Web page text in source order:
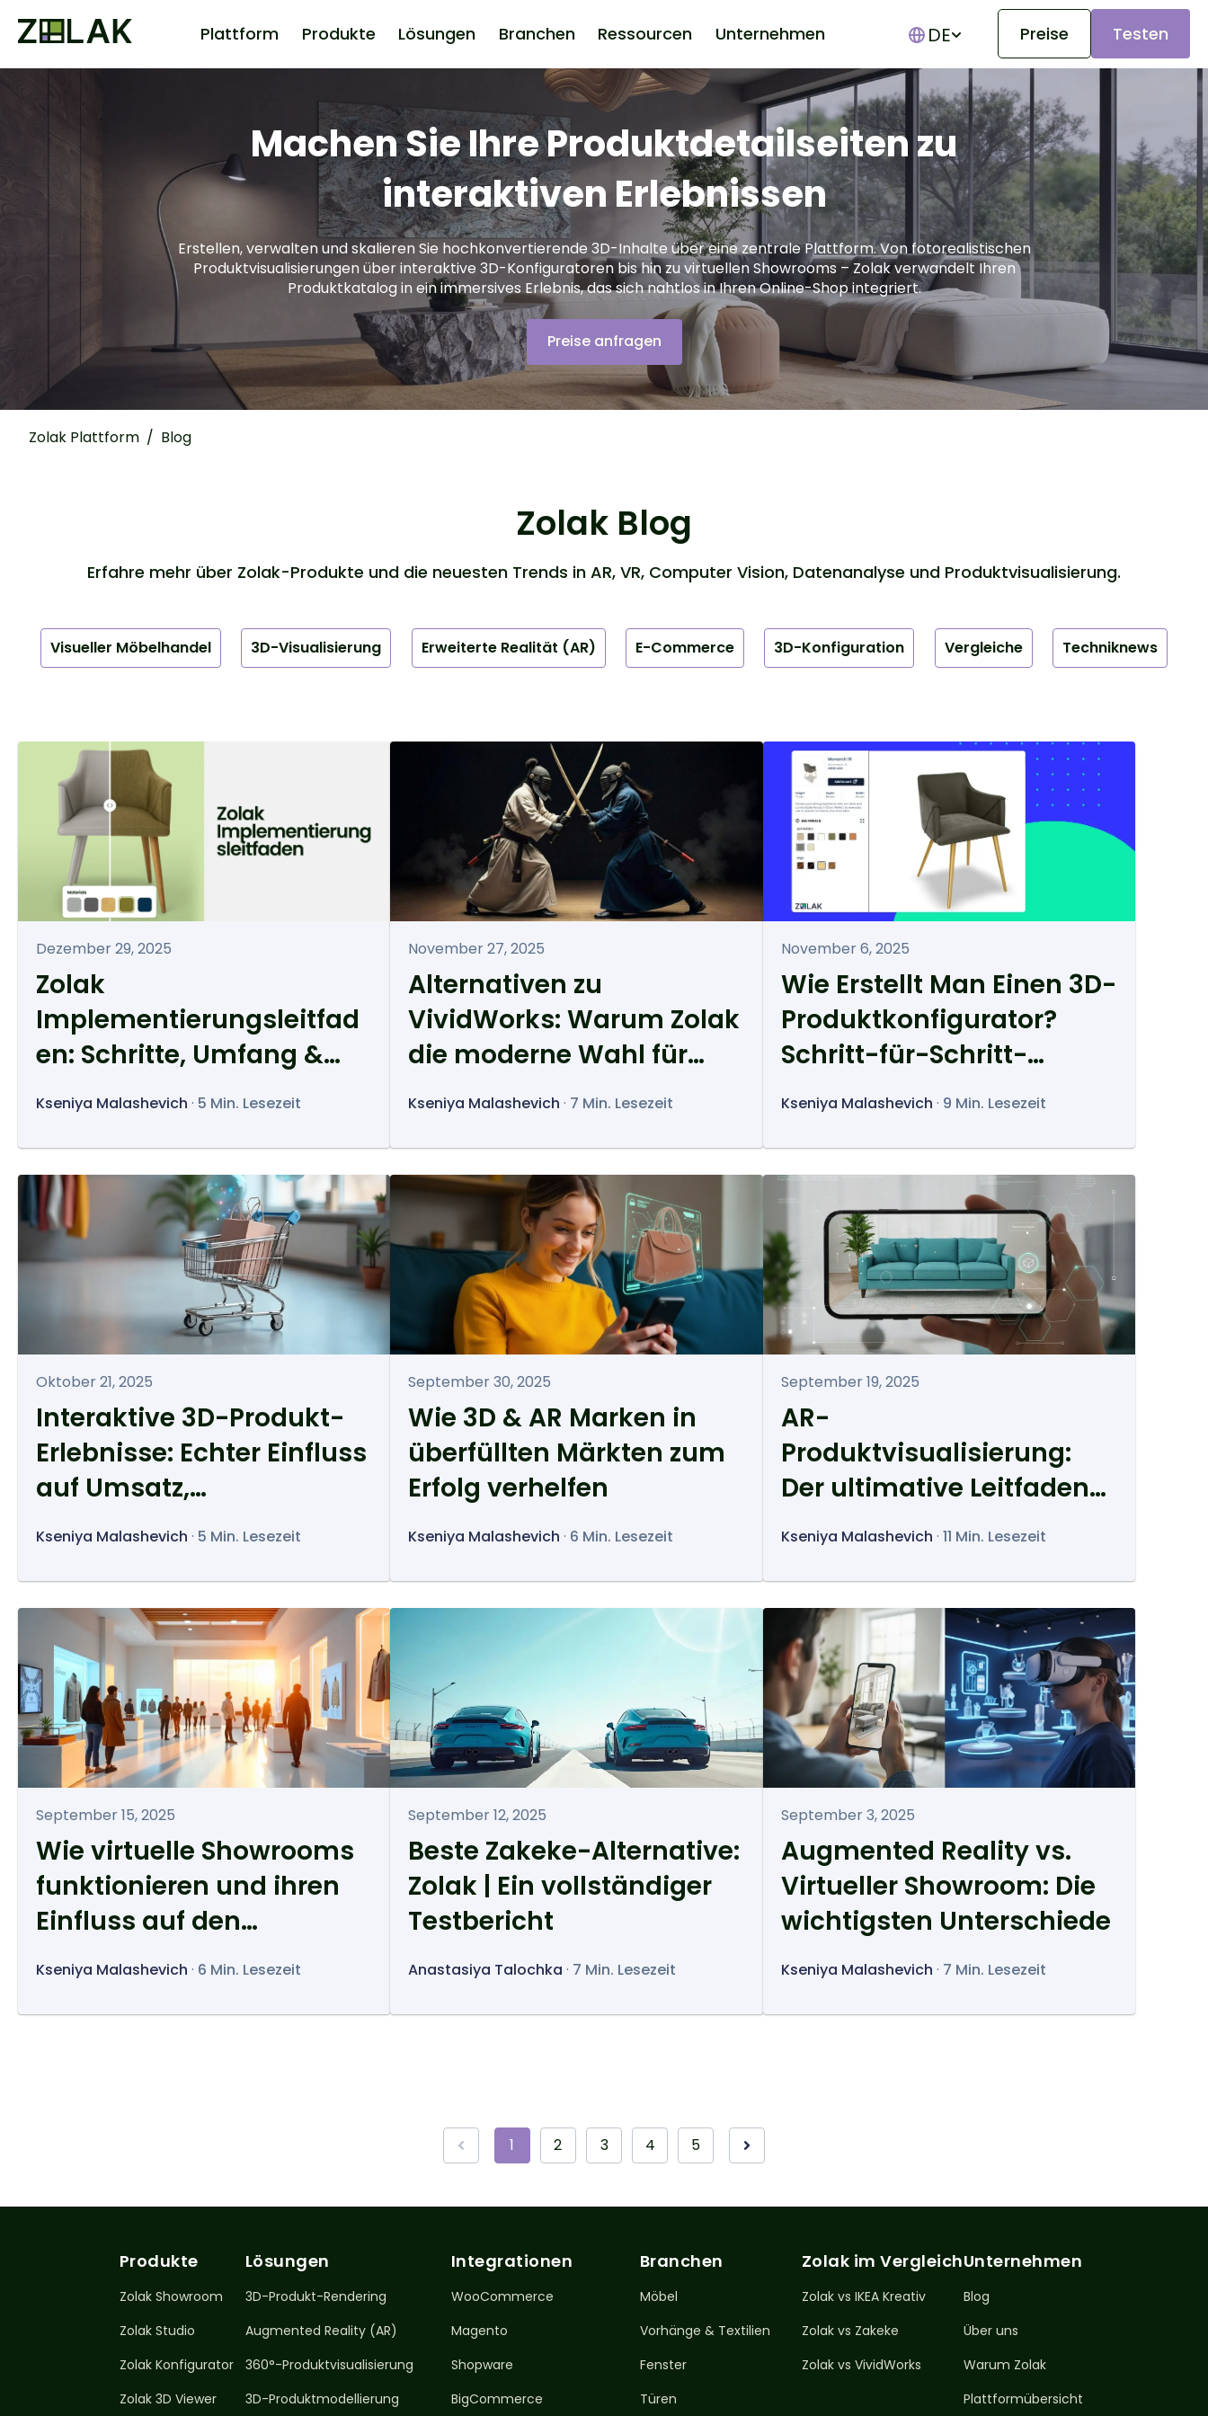
Plattform Produkte Lösungen Branchen Ressourcen Unternehmen DE Show submenu for translations
Preise Testen
Machen Sie Ihre Produktdetailseiten zu
interaktiven Erlebnissen
Erstellen, verwalten und skalieren Sie hochkonvertierende 3D-Inhalte über eine zentrale Plattform. Von fotorealistischen
Produktvisualisierungen über interaktive 3D-Konfiguratoren bis hin zu virtuellen Showrooms – Zolak verwandelt Ihren
Produktkatalog in ein immersives Erlebnis, das sich nahtlos in Ihren Online-Shop integriert.
Preise anfragen
Zolak Plattform / Blog
Zolak Blog
Erfahre mehr über Zolak-Produkte und die neuesten Trends in AR, VR, Computer Vision, Datenanalyse und Produktvisualisierung.
Visueller Möbelhandel 3D-Visualisierung Erweiterte Realität (AR) E-Commerce 3D-Konfiguration Vergleiche Techniknews
Dezember 29, 2025
Zolak
Implementierungsleitfad
en: Schritte, Umfang &
Kosten
Kseniya Malashevich · 5 Min. Lesezeit
November 27, 2025
Alternativen zu
VividWorks: Warum Zolak
die moderne Wahl für
Visual Commerce ist
Kseniya Malashevich · 7 Min. Lesezeit
November 6, 2025
Wie Erstellt Man Einen 3D-
Produktkonfigurator?
Schritt-für-Schritt-
Anleitung
Kseniya Malashevich · 9 Min. Lesezeit
Oktober 21, 2025
Interaktive 3D-Produkt-
Erlebnisse: Echter Einfluss
auf Umsatz,
Rücksendungen und
Kseniya Malashevich · 5 Min. Lesezeit
September 30, 2025
Wie 3D & AR Marken in
überfüllten Märkten zum
Erfolg verhelfen
Kseniya Malashevich · 6 Min. Lesezeit
September 19, 2025
AR-
Produktvisualisierung:
Der ultimative Leitfaden
zur Augmented-Reality-
E-Commerce
Kseniya Malashevich · 11 Min. Lesezeit
September 15, 2025
Wie virtuelle Showrooms
funktionieren und ihren
Einfluss auf den
Einzelhandel
Kseniya Malashevich · 6 Min. Lesezeit
September 12, 2025
Beste Zakeke-Alternative:
Zolak | Ein vollständiger
Testbericht
Anastasiya Talochka · 7 Min. Lesezeit
September 3, 2025
Augmented Reality vs.
Virtueller Showroom: Die
wichtigsten Unterschiede
Kseniya Malashevich · 7 Min. Lesezeit
1 2 3 4 5
Produkte
Zolak Showroom
Zolak Studio
Zolak Konfigurator
Zolak 3D Viewer
Lösungen
3D-Produkt-Rendering
Augmented Reality (AR)
360°-Produktvisualisierung
3D-Produktmodellierung
Integrationen
WooCommerce
Magento
Shopware
BigCommerce
Branchen
Möbel
Vorhänge & Textilien
Fenster
Türen
Zolak im Vergleich
Zolak vs IKEA Kreativ
Zolak vs Zakeke
Zolak vs VividWorks
Unternehmen
Blog
Über uns
Warum Zolak
Plattformübersicht